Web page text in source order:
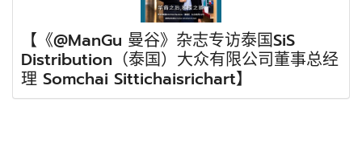
【《@ManGu 曼谷》杂志专访泰国SiS
Distribution（泰国）大众有限公司董事总经
理 Somchai Sittichaisrichart】